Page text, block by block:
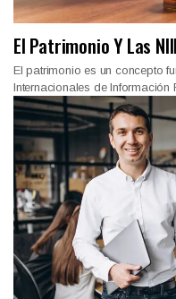
El Patrimonio Y Las
El patrimonio es un concepto
Internacionales de Información